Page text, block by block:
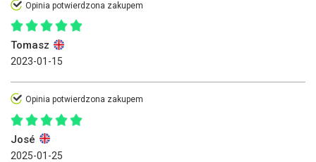
Opinia potwierdzona zakupem
Tomasz
2023-01-15
Opinia potwierdzona zakupem
José
2025-01-25